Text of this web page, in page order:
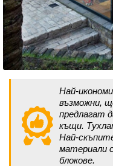
Най-
възможни,
предлагат
къщи.
Най-
материали
блокове.